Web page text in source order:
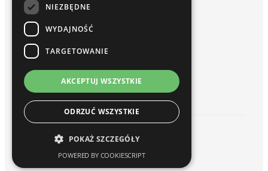
Słownik
Webinary Talend i Qlik Sense
O nas
Kim jesteśmy
Partnerzy
Kariera
Kontakt
© 2026 hogart. All rights reserved.
NIEZBĘDNE
WYDAJNOŚĆ
TARGETOWANIE
AKCEPTUJ WSZYSTKIE
ODRZUĆ WSZYSTKIE
POKAŻ SZCZEGÓŁY
POWERED BY COOKIESCRIPT